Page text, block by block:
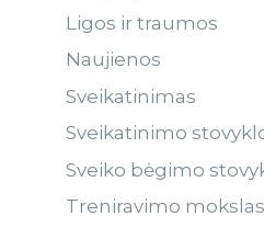
Ligos ir traumos
Naujienos
Sveikatinimas
Sveikatinimo
Sveiko bėgimo
Treniravimo mokslas